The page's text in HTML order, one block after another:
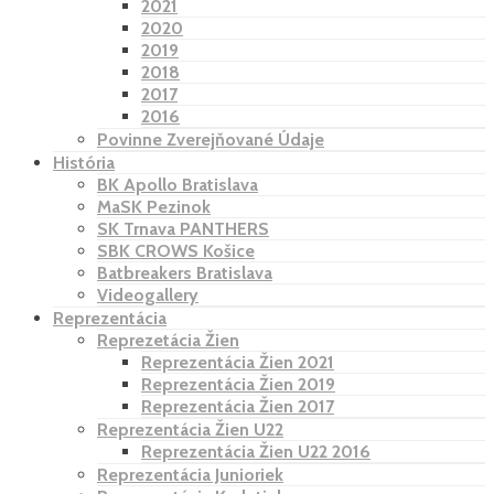
2021
2020
2019
2018
2017
2016
Povinne Zverejňované Údaje
História
BK Apollo Bratislava
MaSK Pezinok
SK Trnava PANTHERS
SBK CROWS Košice
Batbreakers Bratislava
Videogallery
Reprezentácia
Reprezetácia Žien
Reprezentácia Žien 2021
Reprezentácia Žien 2019
Reprezentácia Žien 2017
Reprezentácia Žien U22
Reprezentácia Žien U22 2016
Reprezentácia Junioriek